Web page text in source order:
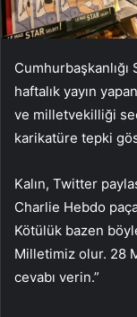
Cumhurbaşkanlığı
haftalık yayın
ve milletvekilliği
karikatüre tepki
Kalın, Twitter
Charlie Hebdo
Kötülük bazen
Milletimiz olur. 28
cevabı verin.”